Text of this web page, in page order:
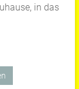
in das